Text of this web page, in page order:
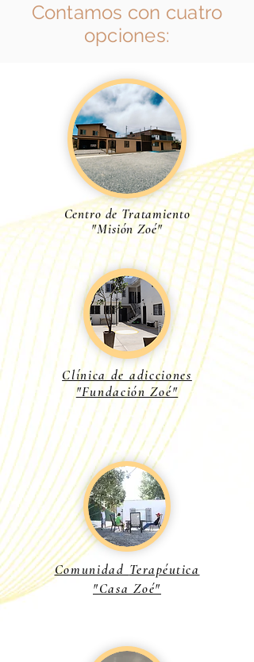
Contamos con cuatro
opciones:
Centro de Tratamiento
"Misión Zoé"
Clínica de adicciones
"Fundación Zoé"
Comunidad Terapéutica
"Casa Zoé"